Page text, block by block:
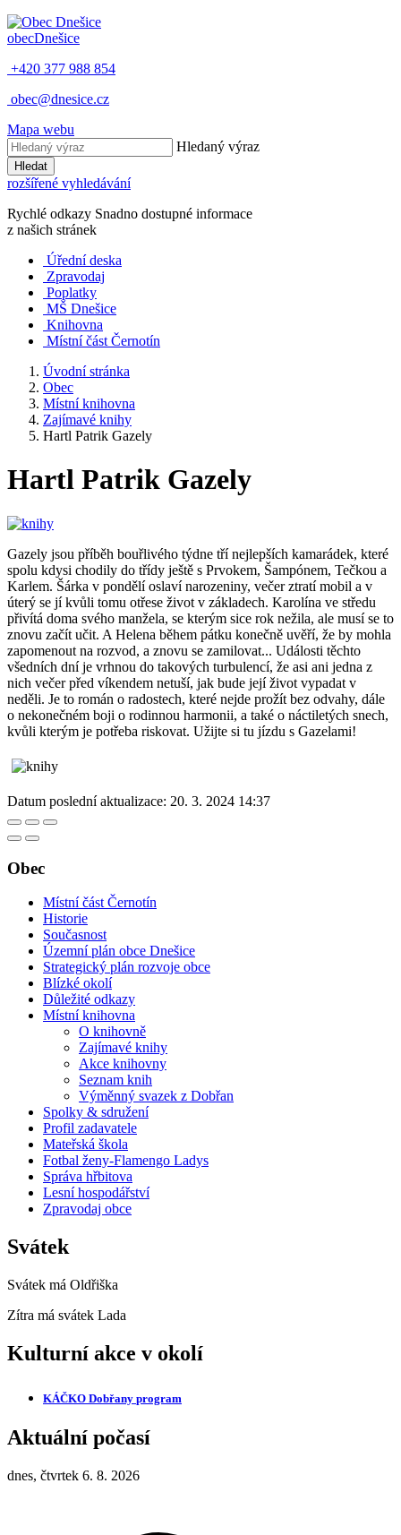
obecDnešice
+420 377 988 854
obec@dnesice.cz
Mapa webu
Hledaný výraz
Hledat
rozšířené vyhledávání
Rychlé odkazy Snadno dostupné informace
z našich stránek
Úřední deska
Zpravodaj
Poplatky
MŠ Dnešice
Knihovna
Místní část Černotín
Úvodní stránka
Obec
Místní knihovna
Zajímavé knihy
Hartl Patrik Gazely
Hartl Patrik Gazely
Gazely jsou příběh bouřlivého týdne tří nejlepších kamarádek, které
spolu kdysi chodily do třídy ještě s Prvokem, Šampónem, Tečkou a
Karlem. Šárka v pondělí oslaví narozeniny, večer ztratí mobil a v
úterý se jí kvůli tomu otřese život v základech. Karolína ve středu
přivítá doma svého manžela, se kterým sice rok nežila, ale musí se to
znovu začít učit. A Helena během pátku konečně uvěří, že by mohla
zapomenout na rozvod, a znovu se zamilovat... Události těchto
všedních dní je vrhnou do takových turbulencí, že asi ani jedna z
nich večer před víkendem netuší, jak bude její život vypadat v
neděli. Je to román o radostech, které nejde prožít bez odvahy, dále
o nekonečném boji o rodinnou harmonii, a také o náctiletých snech,
kvůli kterým je potřeba riskovat. Užijte si tu jízdu s Gazelami!
Datum poslední aktualizace: 20. 3. 2024 14:37
Obec
Místní část Černotín
Historie
Současnost
Územní plán obce Dnešice
Strategický plán rozvoje obce
Blízké okolí
Důležité odkazy
Místní knihovna
O knihovně
Zajímavé knihy
Akce knihovny
Seznam knih
Výměnný svazek z Dobřan
Spolky & sdružení
Profil zadavatele
Mateřská škola
Fotbal ženy-Flamengo Ladys
Správa hřbitova
Lesní hospodářství
Zpravodaj obce
Svátek
Svátek má Oldřiška
Zítra má svátek Lada
Kulturní akce v okolí
KÁČKO Dobřany program
Aktuální počasí
dnes, čtvrtek 6. 8. 2026